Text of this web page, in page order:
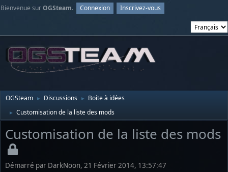
Bienvenue surOGSteam. Connexion Inscrivez-vous
OGSteam ► Discussions ► Boite à idées
► Customisation de la liste des mods
Customisation de la liste des mods
Démarré par DarkNoon, 21 Février 2014, 13:57:47